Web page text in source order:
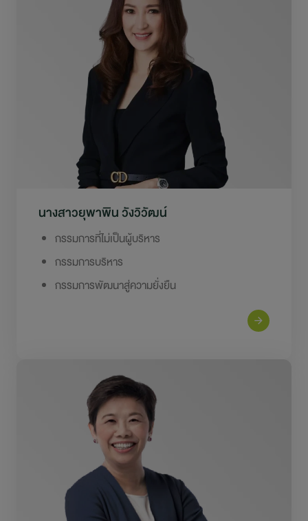
นางสาวยุพาพิน วังวิวัฒน์
กรรมการที่ไม่เป็นผู้บริหาร
กรรมการบริหาร
กรรมการพัฒนาสู่ความยั่งยืน